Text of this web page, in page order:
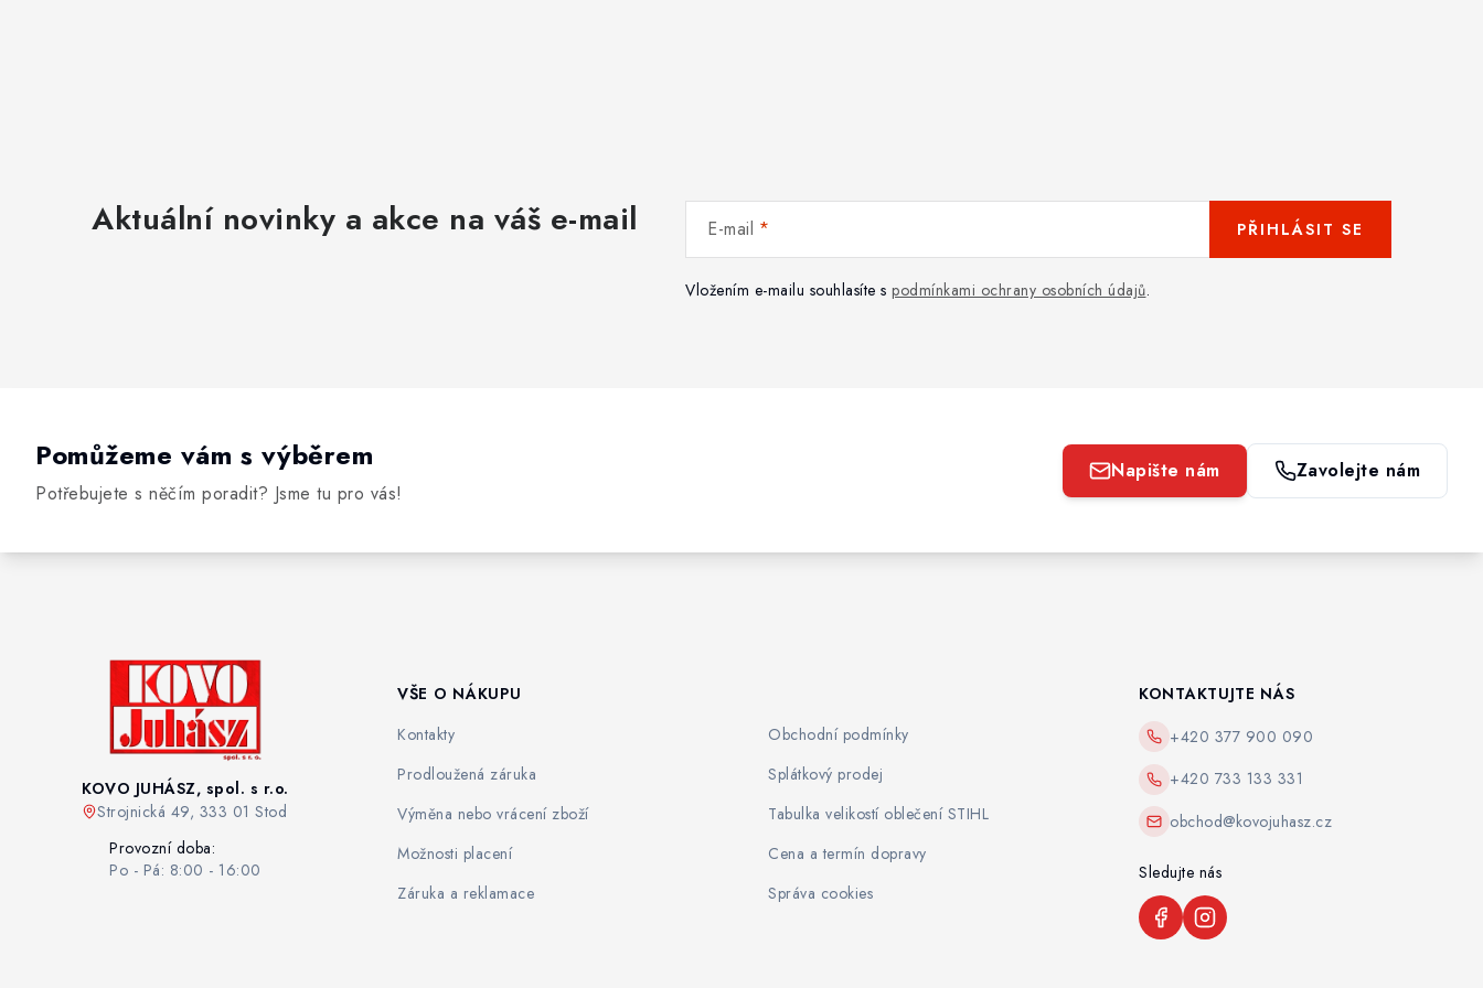
Aktuální novinky a akce na váš e-mail E-mail
Vložením e-mailu souhlasíte s podmínkami ochrany osobních údajů.
PŘIHLÁSIT SE
Pomůžeme vám s výběrem
Potřebujete s něčím poradit? Jsme tu pro vás!
Napište nám Zavolejte nám
KOVO JUHÁSZ, spol. s r.o.
Strojnická 49, 333 01 Stod
Provozní doba:
Po - Pá: 8:00 - 16:00
VŠE O NÁKUPU
Kontakty
Prodloužená záruka
Výměna nebo vrácení zboží
Možnosti placení
Záruka a reklamace
Obchodní podmínky
Splátkový prodej
Tabulka velikostí oblečení STIHL
Cena a termín dopravy
Správa cookies
KONTAKTUJTE NÁS
+420 377 900 090
+420 733 133 331
obchod@kovojuhasz.cz
Sledujte nás